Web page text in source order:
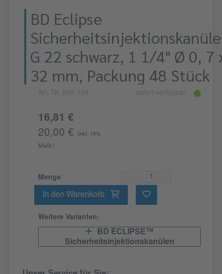
BD Eclipse
G 22 schwarz, 1 1/4" Ø 0, 7
32 mm, Packung 48 Stück
Art.-Nr. 248-109 sofort verfügbar
16,81 €
20,00 €
(inkl. 19%
MwSt.)
Menge
In den Warenkorb
Weitere Varianten:
BD ECLIPSE™
Sicherheitsinjektionskanülen